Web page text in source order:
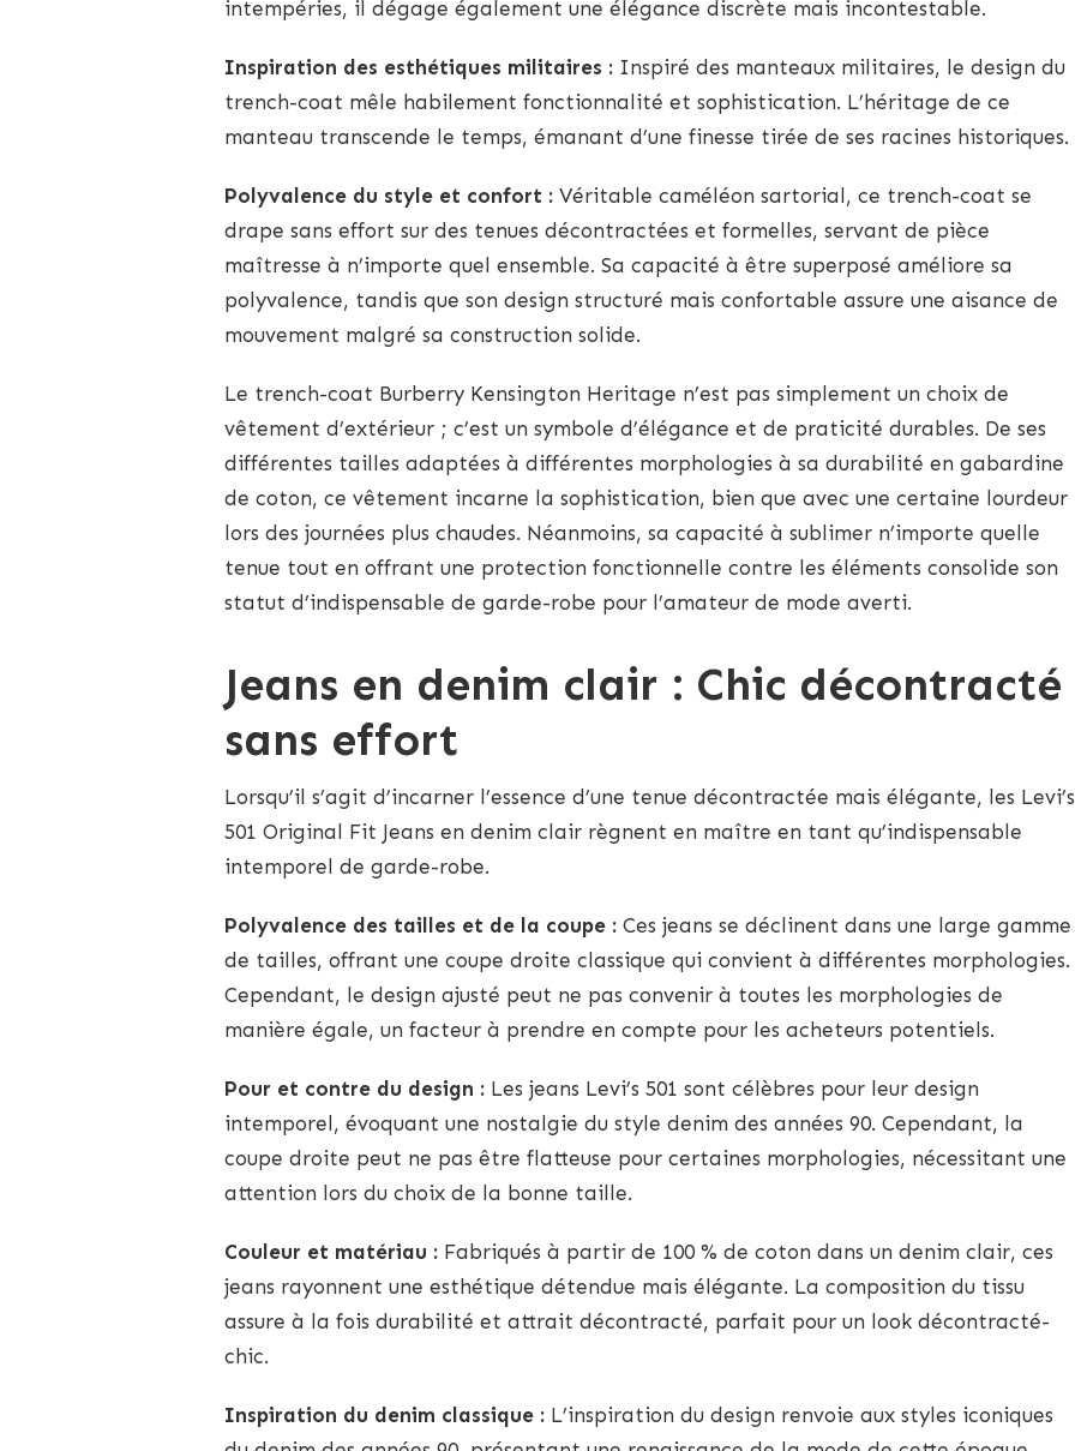
intempéries, il dégage également une élégance discrète mais incontestable.
Inspiration des esthétiques militaires : Inspiré des manteaux militaires, le design du
trench-coat mêle habilement fonctionnalité et sophistication. L’héritage de ce
manteau transcende le temps, émanant d’une finesse tirée de ses racines historiques.
Polyvalence du style et confort : Véritable caméléon sartorial, ce trench-coat se
drape sans effort sur des tenues décontractées et formelles, servant de pièce
maîtresse à n’importe quel ensemble. Sa capacité à être superposé améliore sa
polyvalence, tandis que son design structuré mais confortable assure une aisance de
mouvement malgré sa construction solide.
Le trench-coat Burberry Kensington Heritage n’est pas simplement un choix de
vêtement d’extérieur ; c’est un symbole d’élégance et de praticité durables. De ses
différentes tailles adaptées à différentes morphologies à sa durabilité en gabardine
de coton, ce vêtement incarne la sophistication, bien que avec une certaine lourdeur
lors des journées plus chaudes. Néanmoins, sa capacité à sublimer n’importe quelle
tenue tout en offrant une protection fonctionnelle contre les éléments consolide son
statut d’indispensable de garde-robe pour l’amateur de mode averti.
Jeans en denim clair : Chic décontracté
sans effort
Lorsqu’il s’agit d’incarner l’essence d’une tenue décontractée mais élégante, les Levi’s
501 Original Fit Jeans en denim clair règnent en maître en tant qu’indispensable
intemporel de garde-robe.
Polyvalence des tailles et de la coupe : Ces jeans se déclinent dans une large gamme
de tailles, offrant une coupe droite classique qui convient à différentes morphologies.
Cependant, le design ajusté peut ne pas convenir à toutes les morphologies de
manière égale, un facteur à prendre en compte pour les acheteurs potentiels.
Pour et contre du design : Les jeans Levi’s 501 sont célèbres pour leur design
intemporel, évoquant une nostalgie du style denim des années 90. Cependant, la
coupe droite peut ne pas être flatteuse pour certaines morphologies, nécessitant une
attention lors du choix de la bonne taille.
Couleur et matériau : Fabriqués à partir de 100 % de coton dans un denim clair, ces
jeans rayonnent une esthétique détendue mais élégante. La composition du tissu
assure à la fois durabilité et attrait décontracté, parfait pour un look décontracté-
chic.
Inspiration du denim classique : L’inspiration du design renvoie aux styles iconiques